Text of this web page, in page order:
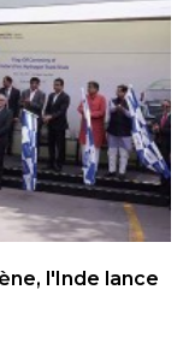
l'Inde lance